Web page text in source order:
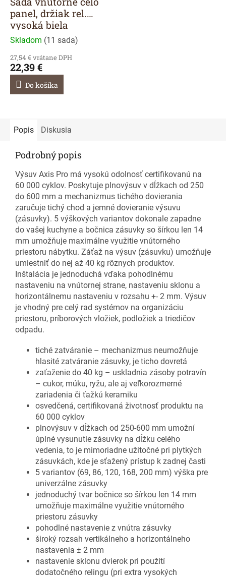
panel, držiak rel.
vysoká biela
Skladom (11 sada)
27,54 € vrátane DPH
22,39 €
Do košíka
Popis Diskusia
Podrobný popis
Výsuv Axis Pro má vysokú odolnosť certifikovanú na
60 000 cyklov. Poskytuje plnovýsuv v dĺžkach od 250
do 600 mm a mechanizmus tichého dovierania
zaručuje tichý chod a jemné dovieranie výsuvu
(zásuvky). 5 výškových variantov dokonale zapadne
do vašej kuchyne a bočnica zásuvky so šírkou len 14
mm umožňuje maximálne využitie vnútorného
priestoru nábytku. Záťaž na výsuv (zásuvku) umožňuje
umiestniť do nej až 40 kg rôznych produktov.
Inštalácia je jednoduchá vďaka pohodlnému
nastaveniu na vnútornej strane, nastaveniu sklonu a
horizontálnemu nastaveniu v rozsahu +- 2 mm. Výsuv
je vhodný pre celý rad systémov na organizáciu
priestoru, príborových vložiek, podložiek a triedičov
odpadu.
tiché zatváranie – mechanizmus neumožňuje
hlasité zatváranie zásuvky, je ticho dovretá
zaťaženie do 40 kg – uskladnia zásoby potravín
– cukor, múku, ryžu, ale aj veľkorozmerné
zariadenia či ťažkú keramiku
osvedčená, certifikovaná životnosť produktu na
60 000 cyklov
plnovýsuv v dĺžkach od 250-600 mm umožní
úplné vysunutie zásuvky na dĺžku celého
vedenia, to je mimoriadne užitočné pri plytkých
zásuvkách, kde je sťažený prístup k zadnej časti
5 variantov (69, 86, 120, 168, 200 mm) výška pre
univerzálne zásuvky
jednoduchý tvar bočnice so šírkou len 14 mm
umožňuje maximálne využitie vnútorného
priestoru zásuvky
pohodlné nastavenie z vnútra zásuvky
široký rozsah vertikálneho a horizontálneho
nastavenia ± 2 mm
nastavenie sklonu dvierok pri použití
dodatočného relingu (pri extra vysokých